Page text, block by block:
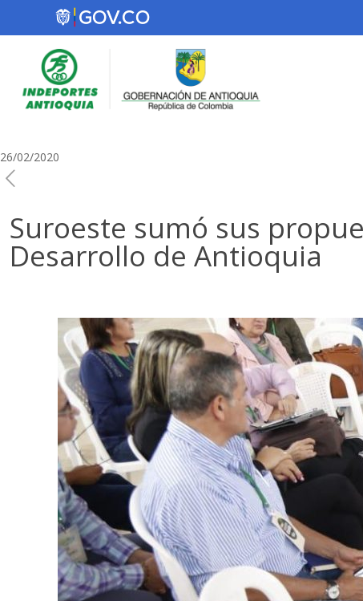
26/02/2020
Suroeste sumó sus
Desarrollo de Antioquia